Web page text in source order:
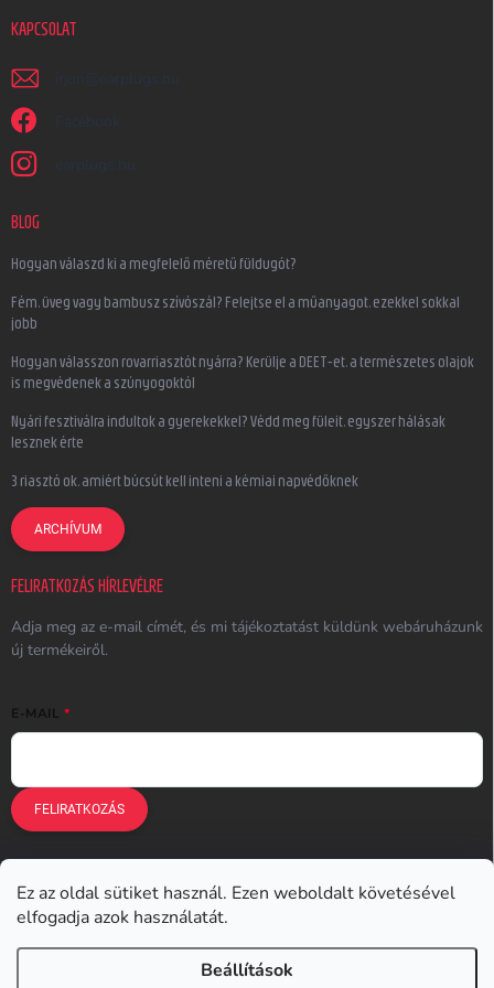
Ez az oldal sütiket használ. Ezen weboldalt követésével
elfogadja azok használatát.
Beállítások
KAPCSOLAT
irjon @ earplugs.hu
Facebook
earplugs.hu
BLOG
Hogyan válaszd ki a megfelelő méretű füldugót?
Fém, üveg vagy bambusz szívószál? Felejtse el a műanyagot, ezekkel sokkal
jobb
Hogyan válasszon rovarriasztót nyárra? Kerülje a DEET-et, a természetes olajok
is megvédenek a szúnyogoktól
Nyári fesztiválra indultok a gyerekekkel? Védd meg füleit, egyszer hálásak
lesznek érte
3 riasztó ok, amiért búcsút kell inteni a kémiai napvédőknek
ARCHÍVUM
FELIRATKOZÁS HÍRLEVÉLRE
Adja meg az e-mail címét, és mi tájékoztatást küldünk webáruházunk
új termékeiről.
E-MAIL
FELIRATKOZÁS
Earplugs.cz Earplugs.sk
Earplugs.at Earplugs.ro Lunesto.cz